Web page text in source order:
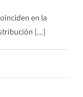
en la
[...]